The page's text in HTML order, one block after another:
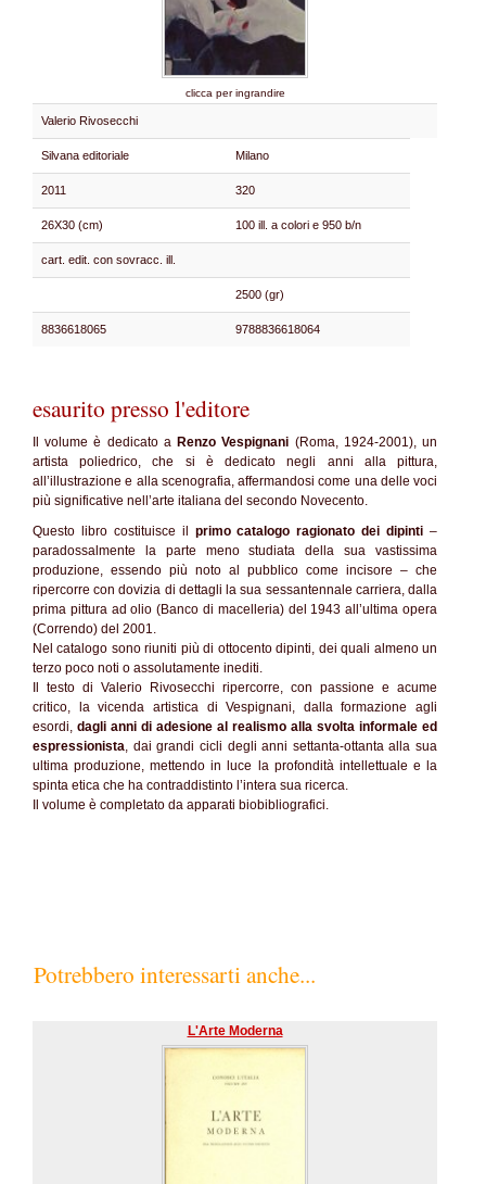
clicca per ingrandire
Valerio Rivosecchi
Silvana editoriale Milano
2011 320
26X30 (cm) 100 ill. a colori e 950 b/n
cart. edit. con sovracc. ill.
2500 (gr)
8836618065 9788836618064
esaurito presso l'editore
Il volume è dedicato a Renzo Vespignani (Roma, 1924-2001), un
artista poliedrico, che si è dedicato negli anni alla pittura,
all’illustrazione e alla scenografia, affermandosi come una delle voci
più significative nell’arte italiana del secondo Novecento.
Questo libro costituisce il primo catalogo ragionato dei dipinti–
paradossalmente la parte meno studiata della sua vastissima
produzione, essendo più noto al pubblico come incisore – che
ripercorre con dovizia di dettagli la sua sessantennale carriera, dalla
prima pittura ad olio (Banco di macelleria) del 1943 all’ultima opera
(Correndo) del 2001.
Nel catalogo sono riuniti più di ottocento dipinti, dei quali almeno un
terzo poco noti o assolutamente inediti.
Il testo di Valerio Rivosecchi ripercorre, con passione e acume
critico, la vicenda artistica di Vespignani, dalla formazione agli
esordi, dagli anni di adesione al realismo alla svolta informale ed
espressionista, dai grandi cicli degli anni settanta-ottanta alla sua
ultima produzione, mettendo in luce la profondità intellettuale e la
spinta etica che ha contraddistinto l’intera sua ricerca.
Il volume è completato da apparati biobibliografici.
Potrebbero interessarti anche...
L'Arte Moderna